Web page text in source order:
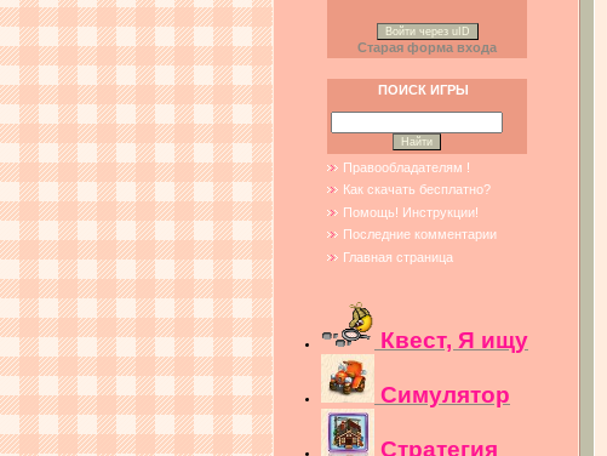
Войти через uID
Старая форма входа
ПОИСК ИГРЫ
Правообладателям !
Как скачать бесплатно?
Помощь! Инструкции!
Последние комментарии
Главная страница
Квест, Я ищу
Симулятор
Стратегия